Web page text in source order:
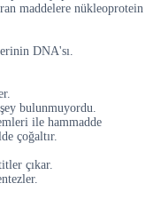
maddelere nükleoprotein
DNA'sı.
bulunmuyordu.
ile hammadde
çoğaltır.
çıkar.